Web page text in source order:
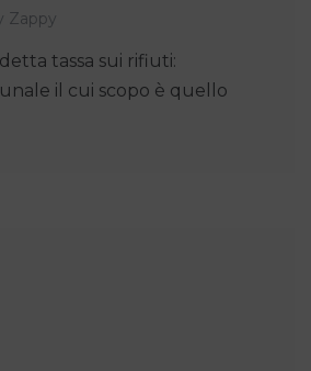
Zappy
tassa sui rifiuti:
il cui scopo è quello